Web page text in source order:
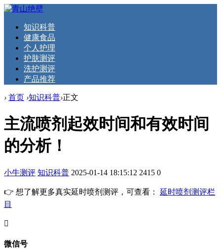
知识科普
健康食品
个人护理
护肤测评
洗护测评
产品推荐
› 首页 ›知识科普›正文
主流喷剂起效时间和有效时间
的分析！
小牛测评 知识科普 2025-01-14 18:15:12 2415 0
👉 想了解更多真实延时喷剂测评，可查看： 延时喷剂测评栏
目
󦘖
微信号